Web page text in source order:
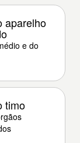
aparelho
e do
timo